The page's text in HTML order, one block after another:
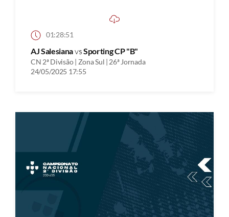
01:28:51
AJ SalesianavsSporting CP "B"
CN 2ª Divisão | Zona Sul | 26ª Jornada
24/05/2025 17:55